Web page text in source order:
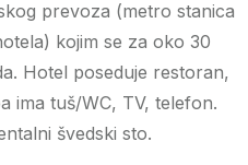
prevoza (metro stanica
kojim se za oko 30
Hotel poseduje restoran,
ima tuš/WC, TV, telefon.
švedski sto.